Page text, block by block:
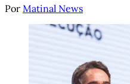
Por Matinal News